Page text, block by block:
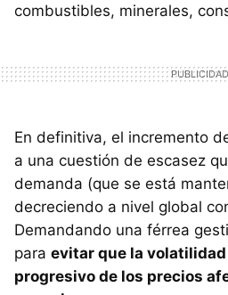
combustibles, minerales,
En definitiva, el incremento
a una cuestión de escasez
demanda (que se está
decreciendo a nivel global
Demandando una férrea
para evitar que la
progresivo de los precios